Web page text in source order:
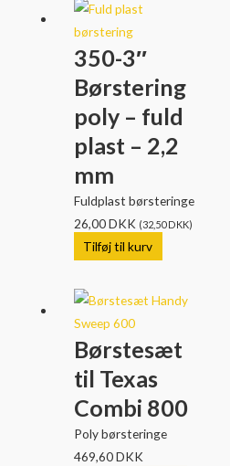
350-3″
Børstering
poly – fuld
plast – 2,2
mm
Fuldplast børsteringe
26,00DKK (32,50DKK)
Tilføj til kurv
Børstesæt
til Texas
Combi 800
Poly børsteringe
469,60DKK